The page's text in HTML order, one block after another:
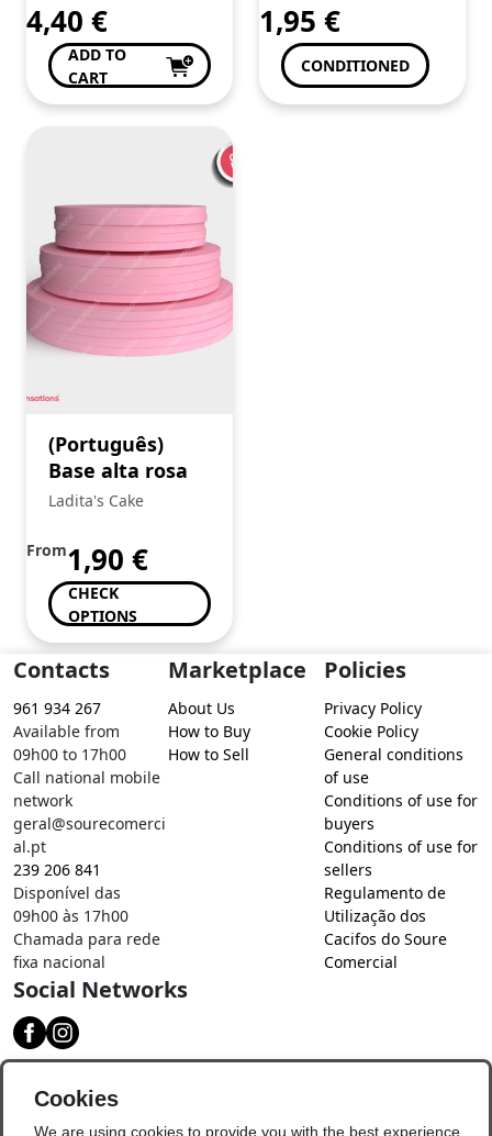
4,40 €
ADD TO
CART
1,95 €
CONDITIONED
(Português)
Base alta rosa
Ladita's Cake
From1,90 €
CHECK
OPTIONS
Contacts
961 934 267
Available from
09h00 to 17h00
Call national mobile
network
geral@sourecomerci
al.pt
239 206 841
Disponível das
09h00 às 17h00
Chamada para rede
fixa nacional
Marketplace
About Us
How to Buy
How to Sell
Policies
Privacy Policy
Cookie Policy
General conditions
of use
Conditions of use for
buyers
Conditions of use for
sellers
Regulamento de
Utilização dos
Cacifos do Soure
Comercial
Social Networks
Cookies
We are using cookies to provide you with the best experience